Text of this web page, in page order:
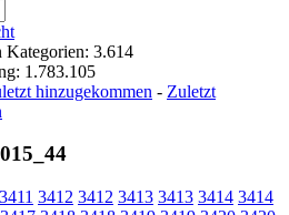
Kategorien: 3.614
1.783.105
hinzugekommen - Zuletzt
3411 3412 3412 3413 3413 3414 3414